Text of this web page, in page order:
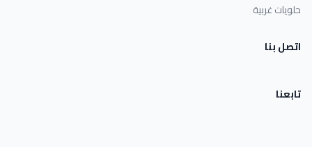
حلويات غربية
اتصل بنا
تابعنا